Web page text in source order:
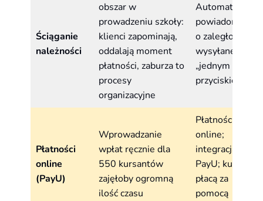
Ściąganie
należności
obszar w
prowadzeniu szkoły:
klienci zapominają,
oddalają moment
płatności, zaburza to
procesy
organizacyjne
Automatyczne
powiadomienia
o zaległościach
wysyłane
„jednym
przyciskiem”
Płatności
online
(PayU)
Wprowadzanie
wpłat ręcznie dla
550 kursantów
zajęłoby ogromną
ilość czasu
Płatności
online;
integracja z
PayU; kursanci
płacą za
pomocą